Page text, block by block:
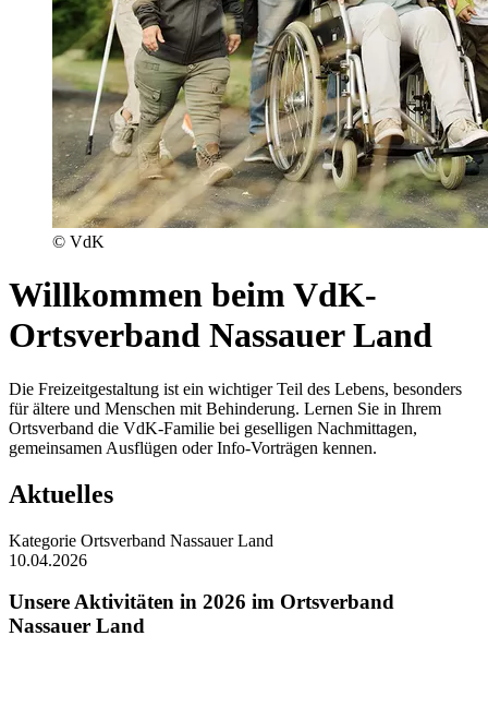
© VdK
Willkommen beim VdK-
Ortsverband Nassauer Land
Die Freizeitgestaltung ist ein wichtiger Teil des Lebens, besonders
für ältere und Menschen mit Behinderung. Lernen Sie in Ihrem
Ortsverband die VdK-Familie bei geselligen Nachmittagen,
gemeinsamen Ausflügen oder Info-Vorträgen kennen.
Aktuelles
Kategorie Ortsverband Nassauer Land
10.04.2026
Unsere Aktivitäten in 2026 im Ortsverband
Nassauer Land